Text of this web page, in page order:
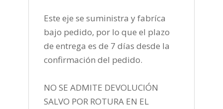
Este eje se suministra y fabríca
bajo pedido, por lo que el plazo
de entrega es de 7 días desde la
confirmación del pedido.
NO SE ADMITE DEVOLUCIÓN
SALVO POR ROTURA EN EL